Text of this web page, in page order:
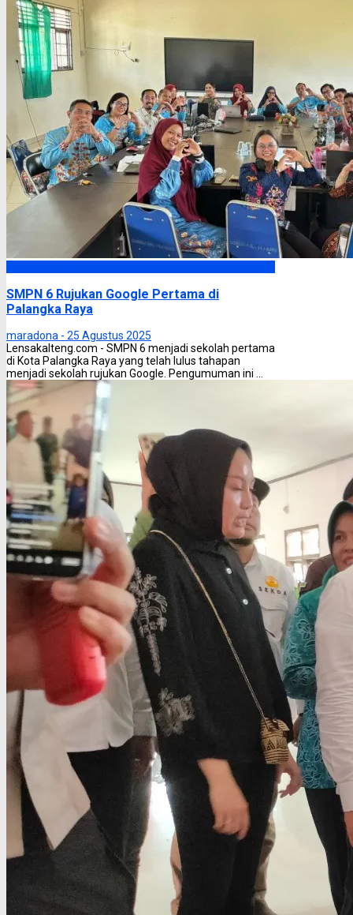
SMPN 6 Rujukan Google Pertama di
Palangka Raya
maradona - 25 Agustus 2025
Lensakalteng.com - SMPN 6 menjadi sekolah pertama
di Kota Palangka Raya yang telah lulus tahapan
menjadi sekolah rujukan Google. Pengumuman ini ...